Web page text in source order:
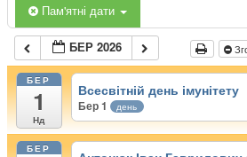
Пам'ятні дати
БЕР 2026
БЕР
1
Нд
Всесвітній день імунітету
Бер 1 день
БЕР